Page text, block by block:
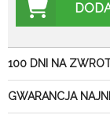
100 DNI NA
GWARANCJA